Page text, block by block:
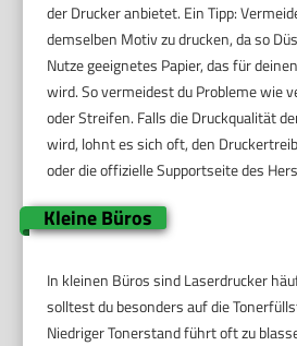
der Drucker anbietet. Ein Tipp:
demselben Motiv zu drucken, da so
Nutze geeignetes Papier, das für
wird. So vermeidest du Probleme wie
oder Streifen. Falls die Druckqualität
wird, lohnt es sich oft, den
oder die offizielle Supportseite des
Kleine Büros
In kleinen Büros sind Laserdrucker
solltest du besonders auf die
Niedriger Tonerstand führt oft zu